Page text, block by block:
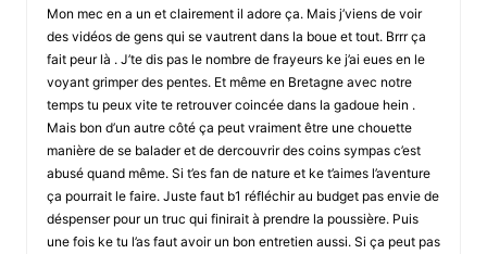
Mon mec en a un et clairement il adore ça. Mais j’viens de voir
des vidéos de gens qui se vautrent dans la boue et tout. Brrr ça
fait peur là . J’te dis pas le nombre de frayeurs ke j’ai eues en le
voyant grimper des pentes. Et même en Bretagne avec notre
temps tu peux vite te retrouver coincée dans la gadoue hein .
Mais bon d’un autre côté ça peut vraiment être une chouette
manière de se balader et de dercouvrir des coins sympas c’est
abusé quand même. Si t’es fan de nature et ke t’aimes l’aventure
ça pourrait le faire. Juste faut b1 réfléchir au budget pas envie de
déspenser pour un truc qui finirait à prendre la poussière. Puis
une fois ke tu l’as faut avoir un bon entretien aussi. Si ça peut pas